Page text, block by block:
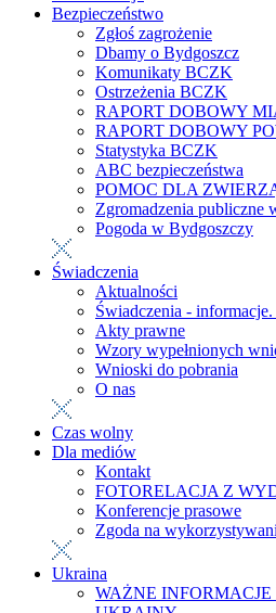
Bezpieczeństwo
Zgłoś zagrożenie
Dbamy o Bydgoszcz
Komunikaty BCZK
Ostrzeżenia BCZK
RAPORT DOBOWY
RAPORT DOBOWY
Statystyka BCZK
ABC bezpieczeństwa
POMOC DLA
Zgromadzenia publiczne
Pogoda w Bydgoszczy
Świadczenia
Aktualności
Świadczenia -
Akty prawne
Wzory wypełnionych
Wnioski do pobrania
O nas
Czas wolny
Dla mediów
Kontakt
FOTORELACJA Z
Konferencje prasowe
Zgoda na
Ukraina
WAŻNE